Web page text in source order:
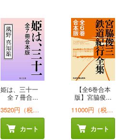
姫は、三十一
全７冊合...
3520円（税込）
カート
【全6巻合本
版】宮脇俊...
11000円（税込）
カート